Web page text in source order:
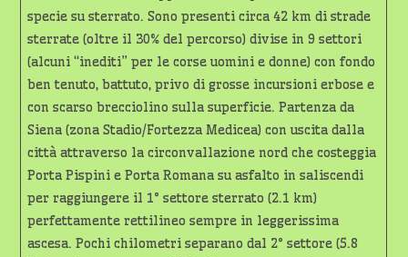
specie su sterrato. Sono presenti circa 42 km di strade
sterrate (oltre il 30% del percorso) divise in 9 settori
(alcuni “inediti” per le corse uomini e donne) con fondo
ben tenuto, battuto, privo di grosse incursioni erbose e
con scarso brecciolino sulla superficie. Partenza da
Siena (zona Stadio/Fortezza Medicea) con uscita dalla
città attraverso la circonvallazione nord che costeggia
Porta Pispini e Porta Romana su asfalto in saliscendi
per raggiungere il 1° settore sterrato (2.1 km)
perfettamente rettilineo sempre in leggerissima
ascesa. Pochi chilometri separano dal 2° settore (5.8